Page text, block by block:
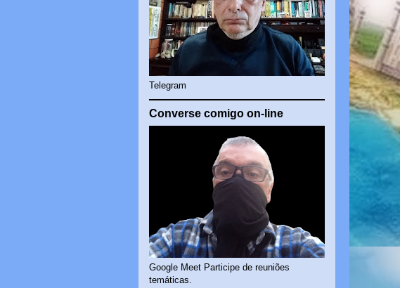
Telegram
Converse comigo on-line
Google Meet Participe de reuniões
temáticas.